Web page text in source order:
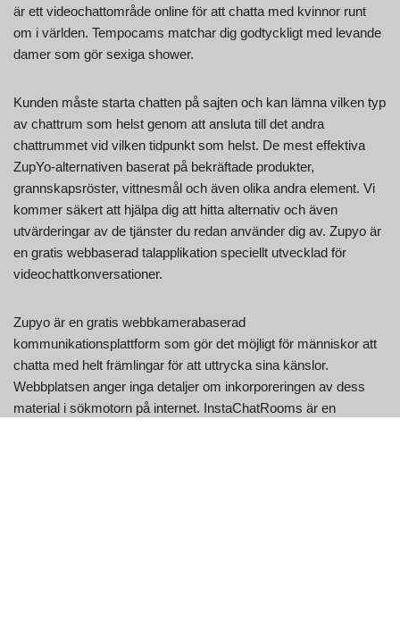
är ett videochattområde online för att chatta med kvinnor runt
om i världen. Tempocams matchar dig godtyckligt med levande
damer som gör sexiga shower.
Kunden måste starta chatten på sajten och kan lämna vilken typ
av chattrum som helst genom att ansluta till det andra
chattrummet vid vilken tidpunkt som helst. De mest effektiva
ZupYo-alternativen baserat på bekräftade produkter,
grannskapsröster, vittnesmål och även olika andra element. Vi
kommer säkert att hjälpa dig att hitta alternativ och även
utvärderingar av de tjänster du redan använder dig av. Zupyo är
en gratis webbaserad talapplikation speciellt utvecklad för
videochattkonversationer.
Zupyo är en gratis webbkamerabaserad
kommunikationsplattform som gör det möjligt för människor att
chatta med helt främlingar för att uttrycka sina känslor.
Webbplatsen anger inga detaljer om inkorporeringen av dess
material i sökmotorn på internet. InstaChatRooms är en